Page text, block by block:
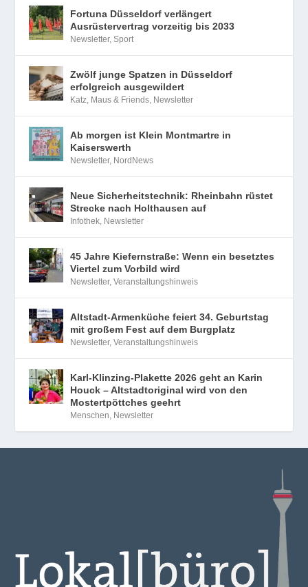
Fortuna Düsseldorf verlängert
Ausrüstervertrag vorzeitig bis 2033
Newsletter,Sport
Zwölf junge Spatzen in Düsseldorf
erfolgreich ausgewildert
Katz, Maus & Friends, Newsletter
Ab morgen ist Klein Montmartre in
Kaiserswerth
Newsletter, NordNews
Neue Sicherheitstechnik: Rheinbahn rüstet
Strecke nach Holthausen auf
Infothek, Newsletter
45 Jahre Kiefernstraße: Wenn ein besetztes
Viertel zum Vorbild wird
Newsletter,Veranstaltungshinweis
Altstadt-Armenküche feiert 34. Geburtstag
mit großem Fest auf dem Burgplatz
Newsletter,Veranstaltungshinweis
Karl-Klinzing-Plakette 2026 geht an Karin
Houck – Altstadtoriginal wird von den
Mostertpöttches geehrt
Menschen, Newsletter